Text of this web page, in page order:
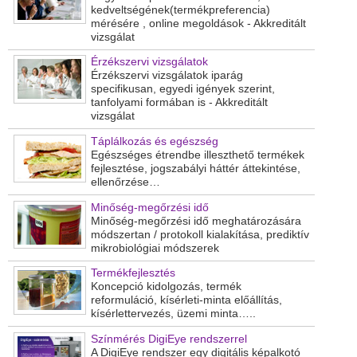
kedveltségének(termékpreferencia)
mérésére , online megoldások - Akkreditált
vizsgálat
Érzékszervi vizsgálatok
Érzékszervi vizsgálatok iparág
specifikusan, egyedi igények szerint,
tanfolyami formában is - Akkreditált
vizsgálat
Táplálkozás és egészség
Egészséges étrendbe illeszthető termékek
fejlesztése, jogszabályi háttér áttekintése,
ellenőrzése…
Minőség-megőrzési idő
Minőség-megőrzési idő meghatározására
módszertan / protokoll kialakítása, prediktív
mikrobiológiai módszerek
Termékfejlesztés
Koncepció kidolgozás, termék
reformuláció, kísérleti-minta előállítás,
kísérlettervezés, üzemi minta…..
Színmérés DigiEye rendszerrel
A DigiEye rendszer egy digitális képalkotó